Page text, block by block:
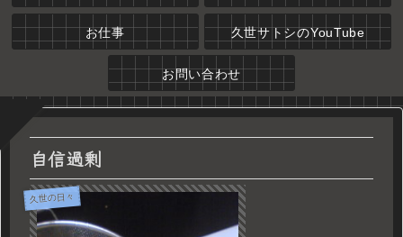
お仕事 久世サトシのYouTube
お問い合わせ
自信過剰
久世の日々